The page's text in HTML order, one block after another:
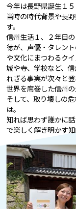
今年は長野県誕生１５
当時の時代背景や長
す。
信州生活１、２年目
徳が、声優・タレン
や文化にまつわるクイ
城や寺、学校など、
れざる事実が次々と登
世界を席巻した信州
そして、取り壊しの
は。
知れば思わず誰かに
で楽しく解き明かす